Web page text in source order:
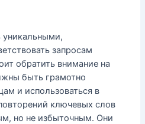
запросам
обратить внимание на
быть грамотно
и использоваться в
ключевых слов
но не избыточным. Они